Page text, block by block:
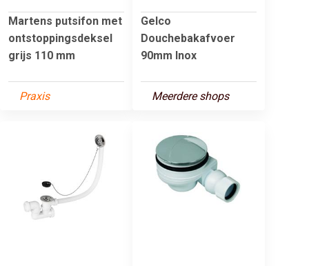
Martens putsifon met
ontstoppingsdeksel
grijs 110 mm
Praxis
Gelco
Douchebakafvoer
90mm Inox
Meerdere shops